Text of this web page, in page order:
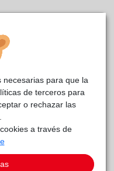
de acogida
necesarias para que la
de terceros para
o rechazar las
a través de